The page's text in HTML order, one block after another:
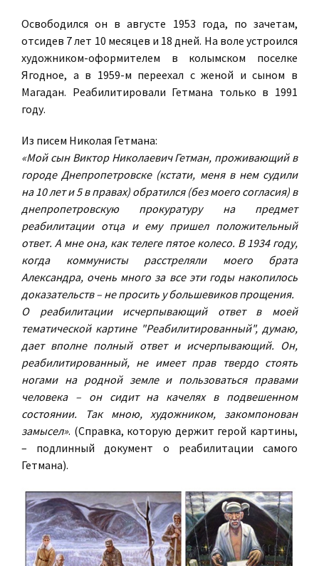
Освободился он в августе 1953 года, по зачетам,
отсидев 7 лет 10 месяцев и 18 дней. На воле устроился
художником-оформителем в колымском поселке
Ягодное, а в 1959-м переехал с женой и сыном в
Магадан. Реабилитировали Гетмана только в 1991
году.
Из писем Николая Гетмана:
«Мой сын Виктор Николаевич Гетман, проживающий в
городе Днепропетровске (кстати, меня в нем судили
на 10 лет и 5 в правах) обратился (без моего согласия) в
днепропетровскую прокуратуру на предмет
реабилитации отца и ему пришел положительный
ответ. А мне она, как телеге пятое колесо. В 1934 году,
когда коммунисты расстреляли моего брата
Александра, очень много за все эти годы накопилось
доказательств – не просить у большевиков прощения.
О реабилитации исчерпывающий ответ в моей
тематической картине "Реабилитированный", думаю,
дает вполне полный ответ и исчерпывающий. Он,
реабилитированный, не имеет прав твердо стоять
ногами на родной земле и пользоваться правами
человека – он сидит на качелях в подвешенном
состоянии. Так мною, художником, закомпонован
замысел». (Справка, которую держит герой картины,
– подлинный документ о реабилитации самого
Гетмана).